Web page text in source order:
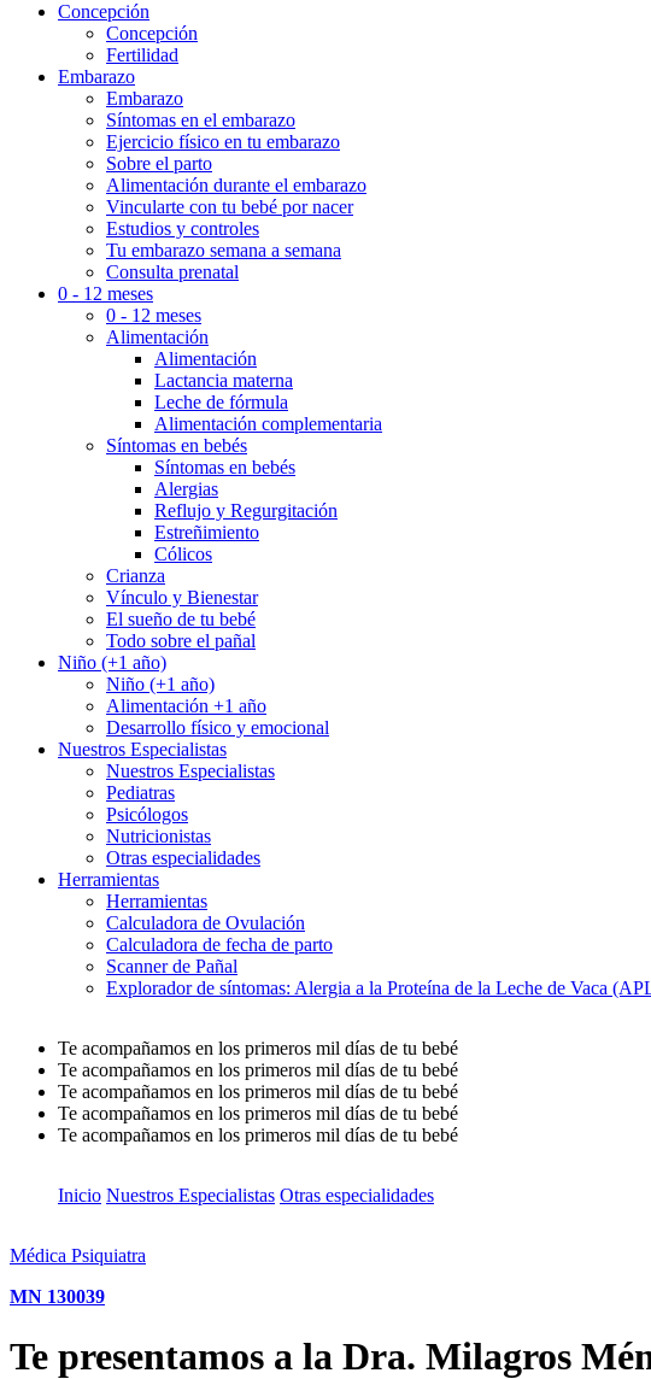
Concepción
Concepción
Fertilidad
Embarazo
Embarazo
Síntomas en el embarazo
Ejercicio físico en tu embarazo
Sobre el parto
Alimentación durante el embarazo
Vincularte con tu bebé por nacer
Estudios y controles
Tu embarazo semana a semana
Consulta prenatal
0 - 12 meses
0 - 12 meses
Alimentación
Alimentación
Lactancia materna
Leche de fórmula
Alimentación complementaria
Síntomas en bebés
Síntomas en bebés
Alergias
Reflujo y Regurgitación
Estreñimiento
Cólicos
Crianza
Vínculo y Bienestar
El sueño de tu bebé
Todo sobre el pañal
Niño (+1 año)
Niño (+1 año)
Alimentación +1 año
Desarrollo físico y emocional
Nuestros Especialistas
Nuestros Especialistas
Pediatras
Psicólogos
Nutricionistas
Otras especialidades
Herramientas
Herramientas
Calculadora de Ovulación
Calculadora de fecha de parto
Scanner de Pañal
Explorador de síntomas: Alergia a la Proteína de la Leche de Vaca
Te acompañamos en los primeros mil días de tu bebé
Te acompañamos en los primeros mil días de tu bebé
Te acompañamos en los primeros mil días de tu bebé
Te acompañamos en los primeros mil días de tu bebé
Te acompañamos en los primeros mil días de tu bebé
Inicio Nuestros Especialistas Otras especialidades
Médica Psiquiatra
MN 130039
Te presentamos a la Dra. Milagros